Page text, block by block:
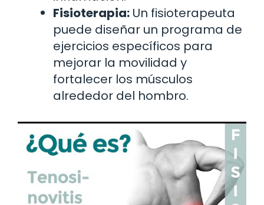
Fisioterapia: Un fisioterapeuta
puede diseñar un programa de
ejercicios específicos para
mejorar la movilidad y
fortalecer los músculos
alrededor del hombro.